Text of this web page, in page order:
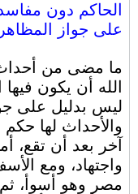
الحاكم دون
على جواز
ما مضى من أحداث
الله أن يكون
ليس بدليل على
والأحداث لها
آخر بعد أن تقع،
واجتهاد، ومع
مصر وهو أسوأ، ثم